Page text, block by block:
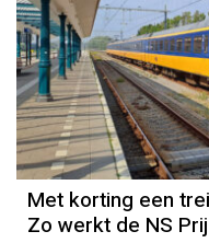
Met korting een
Zo werkt de NS